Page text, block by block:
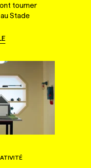
tourner
Stade